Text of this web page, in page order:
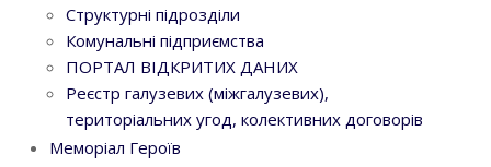
Структурні підрозділи
Комунальні підприємства
ПОРТАЛ ВІДКРИТИХ ДАНИХ
Реєстр галузевих (міжгалузевих),
територіальних угод, колективних договорів
Меморіал Героїв